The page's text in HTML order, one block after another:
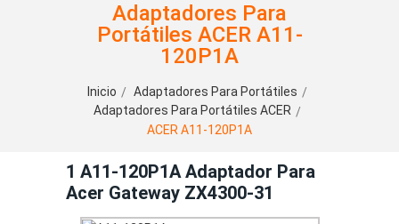
Adaptadores Para
Portátiles ACER A11-
120P1A
Inicio
Adaptadores Para Portátiles
Adaptadores Para Portátiles ACER
ACER A11-120P1A
1 A11-120P1A Adaptador Para
Acer Gateway ZX4300-31